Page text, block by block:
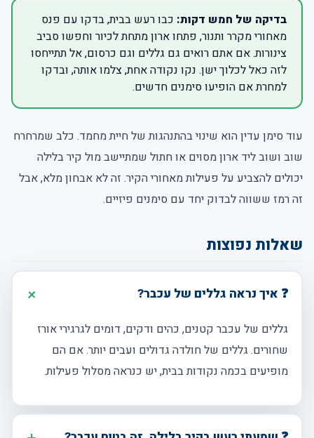
בדיקה של חמש דקות: כבו רעש בבית, בדקו עם פנס
מאחורי מקרר ותנור, פתחו ארון מתחת לכיור וחפשו סביב
צינורות. אם אתם רואים גם גללים וגם כרסום, אל תתייחסו
לזה כאל לכלוך ישן. נקו נקודה אחת, צלמו אותה, ובדקו
למחרת אם הופיעו סימנים חדשים.
עוד סימן עדין הוא שינוי בהתנהגות של חיית מחמד. כלב שמרחרח
שוב ושוב ליד ארון מסוים או חתול שמתיישב מול קיר בלילה
יכולים להצביע על פעילות מאחורי הקיר. זה לא אבחון מלא, אבל
זה רמז ששווה לבדוק יחד עם סימנים פיזיים.
שאלות נפוצות
❓ איך נראה גללים של עכבר?
גללים של עכבר קטנים, כהים ודקים, דומים לגרגירי אורז
שחורים. גללים של חולדה גדולים ועבים יותר. אם הם
מופיעים בכמה נקודות בבית, יש כנראה מסלול פעילות.